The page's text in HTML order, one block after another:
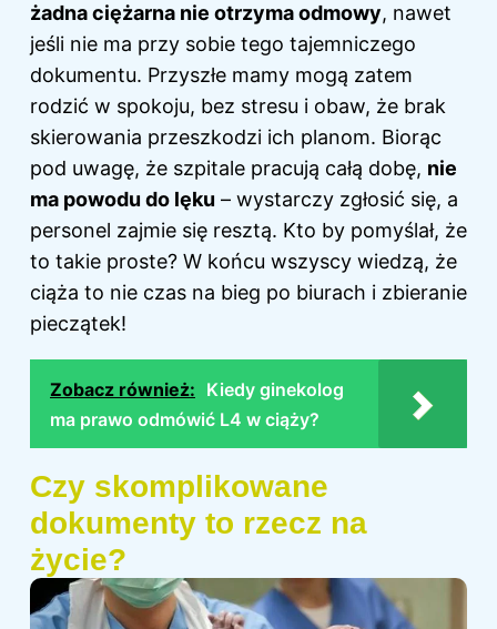
żadna ciężarna nie otrzyma odmowy, nawet
jeśli nie ma przy sobie tego tajemniczego
dokumentu. Przyszłe mamy mogą zatem
rodzić w spokoju, bez stresu i obaw, że brak
skierowania przeszkodzi ich planom. Biorąc
pod uwagę, że szpitale pracują całą dobę, nie
ma powodu do lęku – wystarczy zgłosić się, a
personel zajmie się resztą. Kto by pomyślał, że
to takie proste? W końcu wszyscy wiedzą, że
ciąża to nie czas na bieg po biurach i zbieranie
pieczątek!
Zobacz również: Kiedy ginekolog
ma prawo odmówić L4 w ciąży?
Czy skomplikowane
dokumenty to rzecz na
życie?